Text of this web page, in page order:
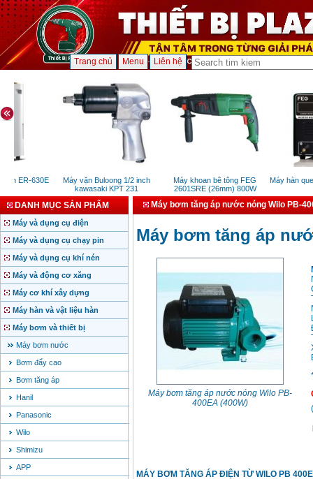
Trang chủ Menu Liên hệ
ER-630E
Máy vặn Buloong 1/2 inch
kawasaki KPT 231
Máy khoan bê tông FEG
2601SRE (26mm) 800W
Máy hàn que
DANH MỤC SẢN PHẨM
Máy và dụng cụ điện
Máy và dụng cụ chạy pin
Máy và dụng cụ khí nén
Máy và động cơ xăng
Máy cơ khí xây dựng
Máy hàn và vật liệu hàn
Máy bơm và thiết bị
Máy bơm nước
Bơm đẩy cao
Bơm tăng áp
Hanil
Panasonic
Wilo
Shimizu
APP
Máy bơm tăng áp nước nóng Wilo PB-
Máy bơm tăng áp
Máy bơm tăng áp nước nóng Wilo PB-
400EA (400W)
(
MÁY BƠM TĂNG ÁP ĐIỆN TỪ WILO PB